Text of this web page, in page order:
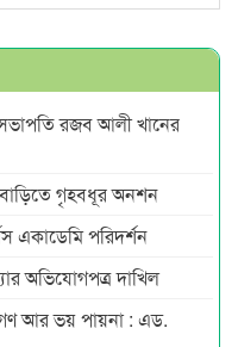
সভাপতি রজব আলী খানের
বাড়িতে গৃহবধূর অনশন
একাডেমি পরিদর্শন
অভিযোগপত্র দাখিল
আর ভয় পায়না : এড.